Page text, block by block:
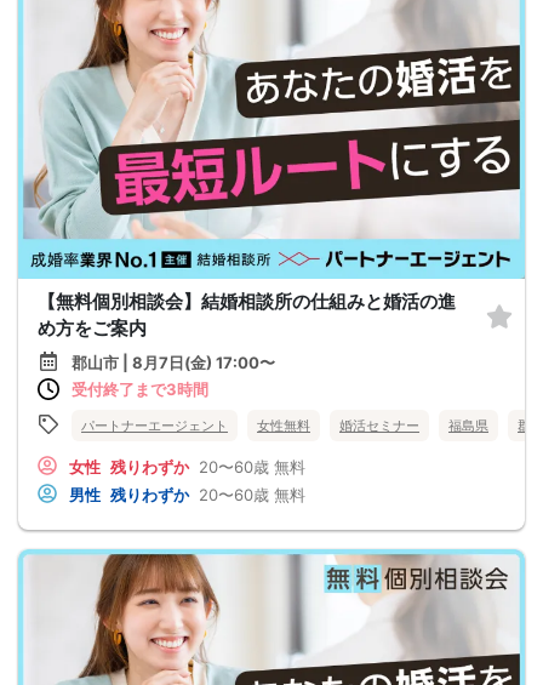
【無料個別相談会】結婚相談所の仕組みと婚活の進
め方をご案内
郡山市 | 8月7日(金) 17:00〜
受付終了まで3時間
パートナーエージェント 女性無料 婚活セミナー 福島県 郡
女性 残りわずか 20〜60歳 無料
男性 残りわずか 20〜60歳 無料